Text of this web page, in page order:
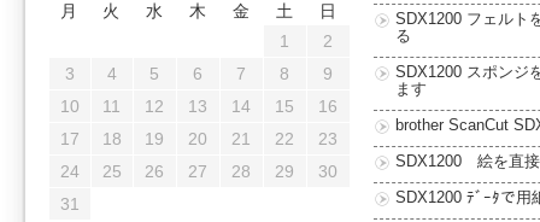
月
火 水 木 金 土 日
1
2
3
4 5 6 7 8
9
10
11 12 13 14 15
16
17
18 19 20 21 22
23
24
25 26 27 28 29
30
31
SDX1200 フェルト
る
SDX1200 スポンジ
ます
brother ScanCut
SDX1200 絵を直
SDX1200 ﾃﾞｰﾀで用